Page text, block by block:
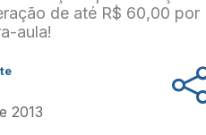
de até R$ 60,00 por
aula!
2013